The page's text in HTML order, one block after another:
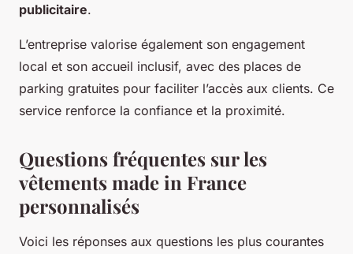
publicitaire.
L’entreprise valorise également son engagement
local et son accueil inclusif, avec des places de
parking gratuites pour faciliter l’accès aux clients. Ce
service renforce la confiance et la proximité.
Questions fréquentes sur les
vêtements made in France
personnalisés
Voici les réponses aux questions les plus courantes